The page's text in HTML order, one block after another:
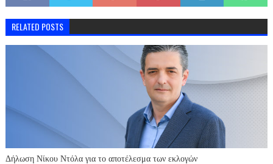
RELATED POSTS
Δήλωση Νίκου Ντόλα για το αποτέλεσμα των εκλογών